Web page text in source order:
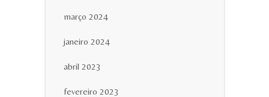
março 2024
janeiro 2024
abril 2023
fevereiro 2023